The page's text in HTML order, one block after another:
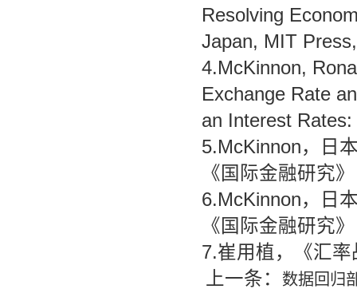
Resolving
Japan, MIT
4.McKinnon,
Exchange Rate
an Interest
5.McKinnon，日
《国际金融研究
6.McKinnon，日
《国际金融研究
7.崔用植，《汇
上一条：
数据回归